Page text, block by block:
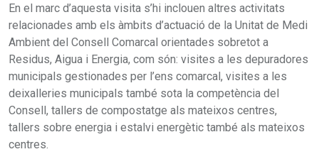
En el marc d’aquesta visita s’hi inclouen altres activitats
relacionades amb els àmbits d’actuació de la Unitat de Medi
Ambient del Consell Comarcal orientades sobretot a
Residus, Aigua i Energia, com són: visites a les depuradores
municipals gestionades per l’ens comarcal, visites a les
deixalleries municipals també sota la competència del
Consell, tallers de compostatge als mateixos centres,
tallers sobre energia i estalvi energètic també als mateixos
centres.